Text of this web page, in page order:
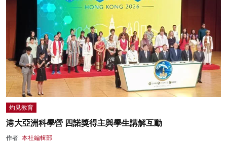
灼見教育
港大亞洲科學營 四諾獎得主與學生講解互動
作者: 本社編輯部